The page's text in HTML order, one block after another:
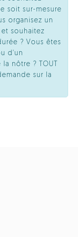
soit sur-mesure
organisez un
souhaitez
? Vous êtes
d'un
nôtre ? TOUT
sur la